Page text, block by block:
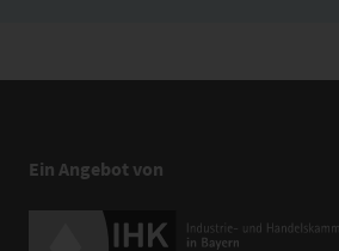
Ein Angebot von